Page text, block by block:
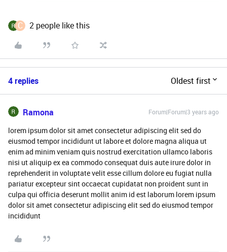
C 2 people like this
4 replies Oldest first
Ramona Forum|Forum|3 years ago
lorem ipsum dolor sit amet consectetur adipiscing elit sed do
eiusmod tempor incididunt ut labore et dolore magna aliqua ut
enim ad minim veniam quis nostrud exercitation ullamco laboris
nisi ut aliquip ex ea commodo consequat duis aute irure dolor in
reprehenderit in voluptate velit esse cillum dolore eu fugiat nulla
pariatur excepteur sint occaecat cupidatat non proident sunt in
culpa qui officia deserunt mollit anim id est laborum lorem ipsum
dolor sit amet consectetur adipiscing elit sed do eiusmod tempor
incididunt